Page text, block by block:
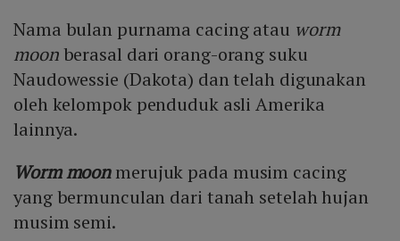
Nama bulan purnama cacing atau worm
moonberasal dari orang-orang suku
Naudowessie (Dakota) dan telah digunakan
oleh kelompok penduduk asli Amerika
lainnya.
Worm moonmerujuk pada musim cacing
yang bermunculan dari tanah setelah hujan
musim semi.